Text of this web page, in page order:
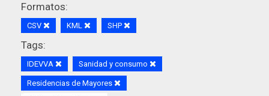
Formatos:
CSV KML SHP
Tags:
IDEVVA Sanidad y consumo
Residencias de Mayores